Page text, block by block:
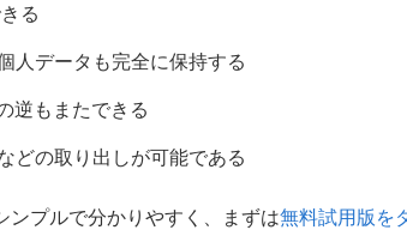
る
人データも完全に保持する
逆もまたできる
どの取り出しが可能である
ンプルで分かりやすく、まずは無料試用版を